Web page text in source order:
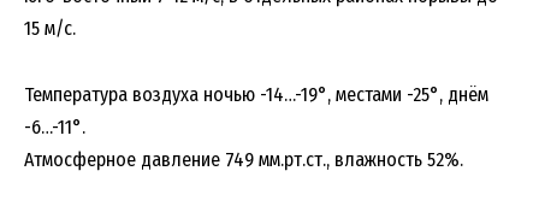
15 м/с.
Температура воздуха ночью -14…-19°, местами -25°, днём
-6…-11°.
Атмосферное давление 749 мм.рт.ст., влажность 52%.